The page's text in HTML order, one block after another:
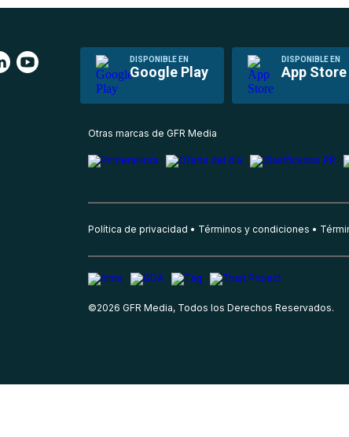
DISPONIBLE EN
Google Play
DISPONIBLE EN
App Store
Otras marcas de GFR Media
Política de privacidad Términos y condiciones
©2026 GFR Media, Todos los Derechos Reservados.